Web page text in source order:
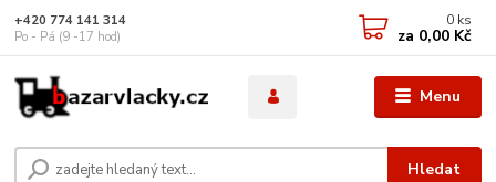
Menu
Hledat
+420 774 141 314
Po - Pá (9 -17 hod)
0 ks
za 0,00 Kč